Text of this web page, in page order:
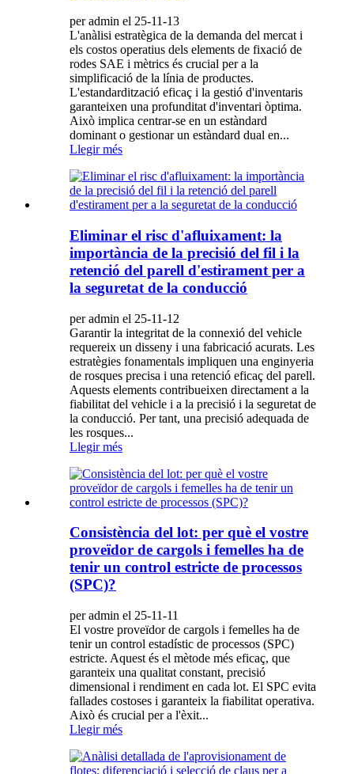
per admin el 25-11-13
L'anàlisi estratègica de la demanda del mercat i
els costos operatius dels elements de fixació de
rodes SAE i mètrics és crucial per a la
simplificació de la línia de productes.
L'estandardització eficaç i la gestió d'inventaris
garanteixen una profunditat d'inventari òptima.
Això implica centrar-se en un estàndard
dominant o gestionar un estàndard dual en...
Llegir més
Eliminar el risc d'afluixament: la
importància de la precisió del fil i la
retenció del parell d'estirament per a
la seguretat de la conducció
per admin el 25-11-12
Garantir la integritat de la connexió del vehicle
requereix un disseny i una fabricació acurats. Les
estratègies fonamentals impliquen una enginyeria
de rosques precisa i una retenció eficaç del parell.
Aquests elements contribueixen directament a la
fiabilitat del vehicle i a la precisió i la seguretat de
la conducció. Per tant, una precisió adequada de
les rosques...
Llegir més
Consistència del lot: per què el vostre
proveïdor de cargols i femelles ha de
tenir un control estricte de processos
(SPC)?
per admin el 25-11-11
El vostre proveïdor de cargols i femelles ha de
tenir un control estadístic de processos (SPC)
estricte. Aquest és el mètode més eficaç, que
garanteix una qualitat constant, precisió
dimensional i rendiment en cada lot. El SPC evita
fallades costoses i garanteix la fiabilitat operativa.
Això és crucial per a l'èxit...
Llegir més